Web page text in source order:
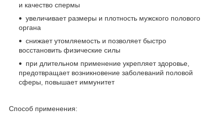
и качество спермы
увеличивает размеры и плотность мужского полового
органа
снижает утомляемость и позволяет быстро
восстановить физические силы
при длительном применение укрепляет здоровье,
предотвращает возникновение заболеваний половой
сферы, повышает иммунитет
Способ применения: